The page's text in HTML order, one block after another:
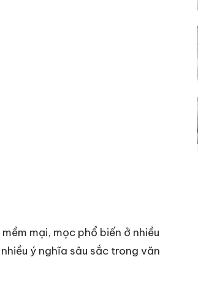
mại, mọc phổ biến ở nhiều
ý nghĩa sâu sắc trong văn